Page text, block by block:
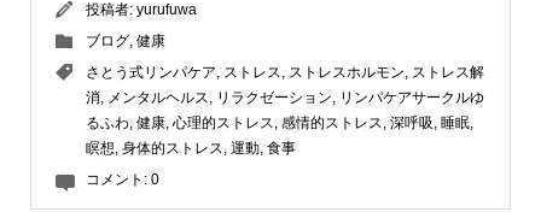
投稿者: yurufuwa
ブログ, 健康
さとう式リンパケア, ストレス, ストレスホルモン, ストレス解
消, メンタルヘルス, リラクゼーション, リンパケアサークルゆ
るふわ, 健康, 心理的ストレス, 感情的ストレス, 深呼吸, 睡眠,
瞑想, 身体的ストレス, 運動, 食事
コメント: 0